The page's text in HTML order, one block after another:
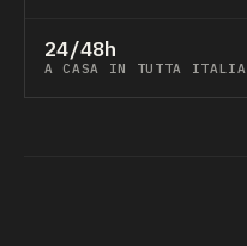
24/48h
A CASA IN TUTTA ITALIA